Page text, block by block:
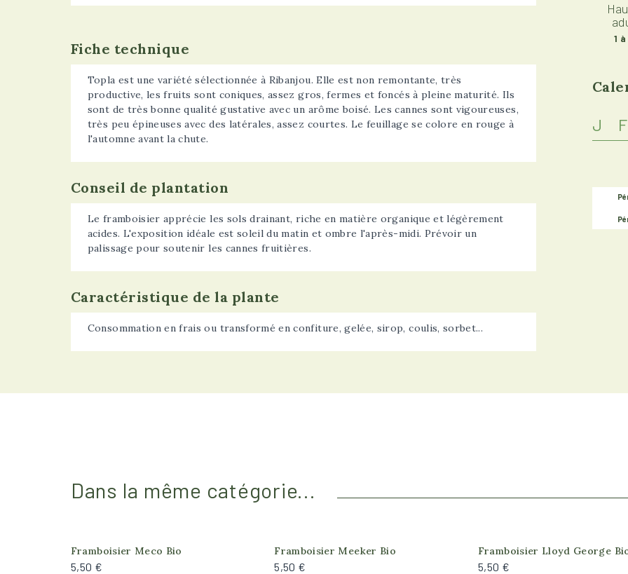
Fiche technique
Topla est une variété sélectionnée à Ribanjou. Elle est non remontante, très
productive, les fruits sont coniques, assez gros, fermes et foncés à pleine maturité. Ils
sont de très bonne qualité gustative avec un arôme boisé. Les cannes sont vigoureuses,
très peu épineuses avec des latérales, assez courtes. Le feuillage se colore en rouge à
l'automne avant la chute.
Conseil de plantation
Le framboisier apprécie les sols drainant, riche en matière organique et légèrement
acides. L'exposition idéale est soleil du matin et ombre l'après-midi. Prévoir un
palissage pour soutenir les cannes fruitières.
Caractéristique de la plante
Consommation en frais ou transformé en confiture, gelée, sirop, coulis, sorbet...
1
J F
Dans la même catégorie...
Framboisier Meco Bio
5,50 €
Framboisier Meeker Bio
5,50 €
Framboisier Lloyd George
5,50 €